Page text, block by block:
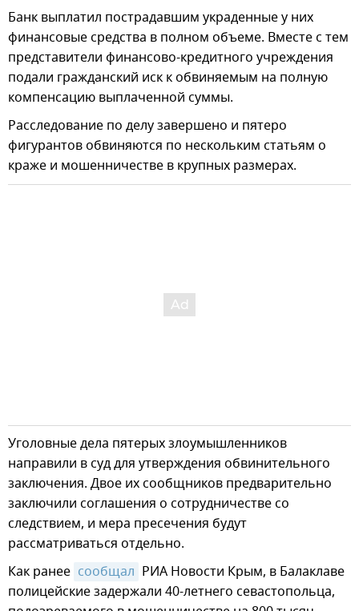
Банк выплатил пострадавшим украденные у них
финансовые средства в полном объеме. Вместе с тем
представители финансово-кредитного учреждения
подали гражданский иск к обвиняемым на полную
компенсацию выплаченной суммы.
Расследование по делу завершено и пятеро
фигурантов обвиняются по нескольким статьям о
краже и мошенничестве в крупных размерах.
Уголовные дела пятерых злоумышленников
направили в суд для утверждения обвинительного
заключения. Двое их сообщников предварительно
заключили соглашения о сотрудничестве со
следствием, и мера пресечения будут
рассматриваться отдельно.
Как ранее сообщал РИА Новости Крым, в Балаклаве
полицейские задержали 40-летнего севастопольца,